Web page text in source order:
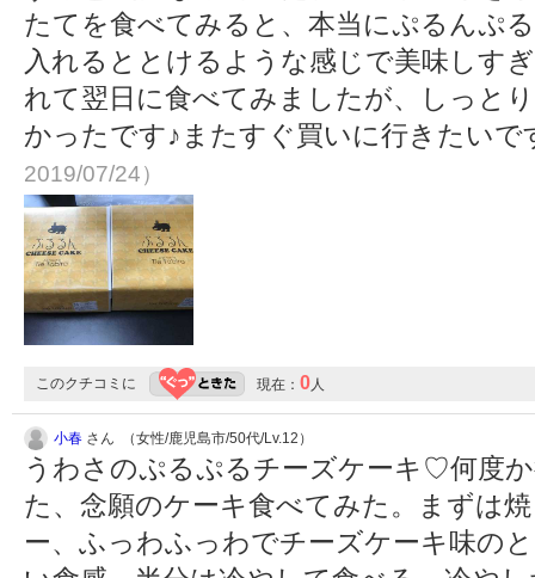
たてを食べてみると、本当にぷるんぷ
入れるととけるような感じで美味しす
れて翌日に食べてみましたが、しっと
かったです♪またすぐ買いに行きたい
2019/07/24）
このクチコミに 現在： 0人
小春 さん （女性/鹿児島市/50代/Lv.12）
うわさのぷるぷるチーズケーキ♡何度
た、念願のケーキ食べてみた。まずは
ー、ふっわふっわでチーズケーキ味の